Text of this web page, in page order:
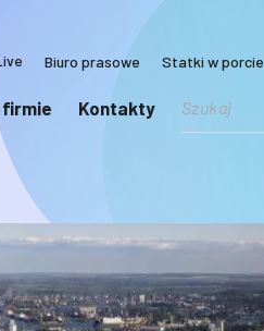
Biuro prasowe Statki w porcie
firmie Kontakty